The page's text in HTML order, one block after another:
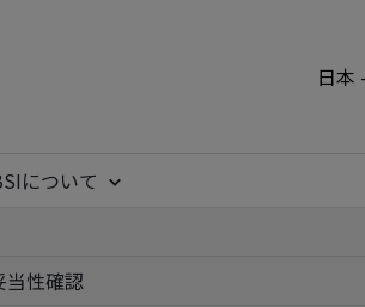
日本
について
当性確認